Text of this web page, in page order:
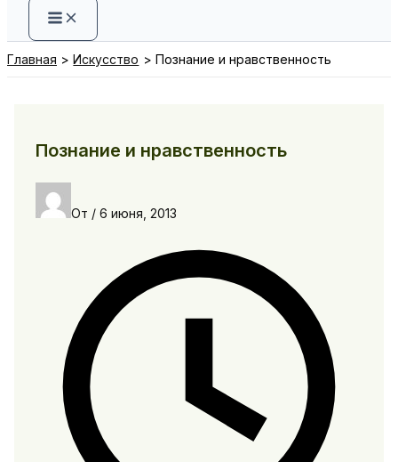
Главная Искусство Познание и нравственность
Познание и нравственность
От / 6 июня, 2013